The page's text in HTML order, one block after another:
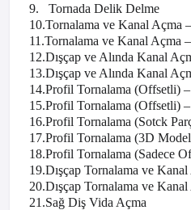
9.
Tornada Delik Delme
10.Tornalama ve Kanal Açma
11.Tornalama ve Kanal Açma
12.Dışçap ve Alında Kanal
13.Dışçap ve Alında Kanal
14.Profil Tornalama (Offsetli) –
15.Profil Tornalama (Offsetli)
16.Profil Tornalama (Sotck
17.Profil Tornalama (3D
18.Profil Tornalama (Sadece
19.Dışçap Tornalama ve Kanal
20.Dışçap Tornalama ve
21.Sağ Diş Vida Açma